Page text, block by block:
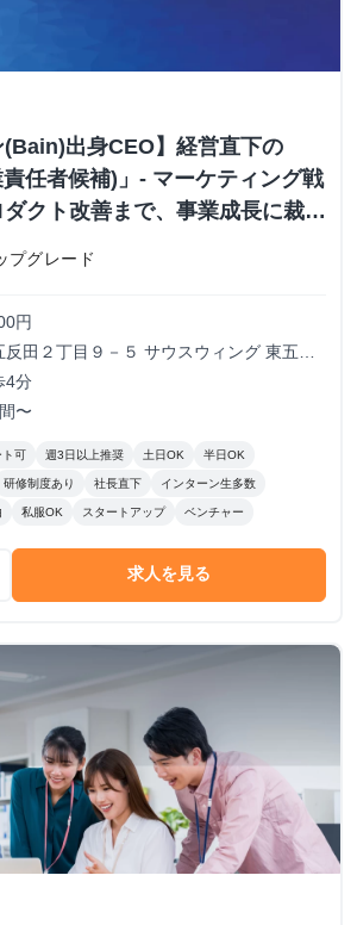
(Bain)出身CEO】経営直下の
責任者候補)」- マーケティング戦
クト改善まで、事業成長に裁量
プグレード
円
田２丁目９－５ サウスウィング 東五反
4分
〜
ト可 週3日以上推奨 土日OK 半日OK
研修制度あり 社長直下 インターン生多数
私服OK スタートアップ ベンチャー
求人を見る